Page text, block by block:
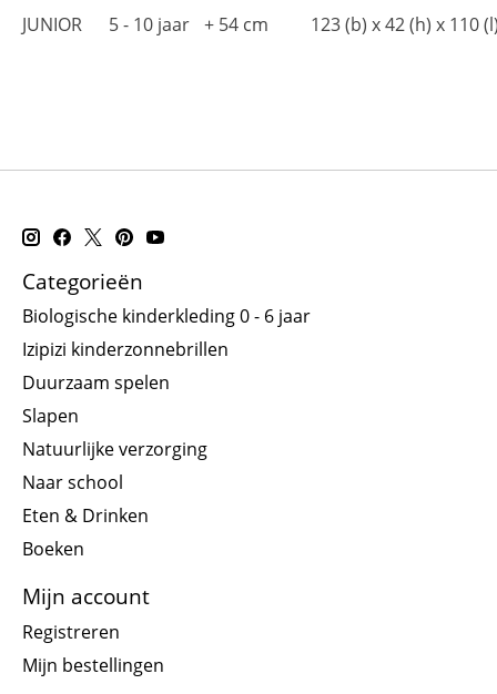
JUNIOR
5 - 10 jaar + 54 cm 123 (b) x 42 (h) x 110
Categorieën
Biologische kinderkleding 0 - 6 jaar
Izipizi kinderzonnebrillen
Duurzaam spelen
Slapen
Natuurlijke verzorging
Naar school
Eten & Drinken
Boeken
Mijn account
Registreren
Mijn bestellingen